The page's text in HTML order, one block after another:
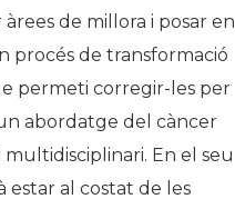
de millora i posar en
procés de transformació
permeti corregir-les per
abordatge del càncer
En el seu
estar al costat de les